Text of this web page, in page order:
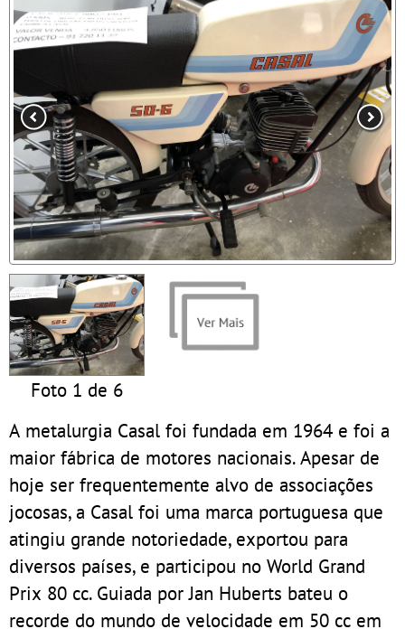
Foto 1 de 6
A metalurgia Casal foi fundada em 1964 e foi a
maior fábrica de motores nacionais. Apesar de
hoje ser frequentemente alvo de associações
jocosas, a Casal foi uma marca portuguesa que
atingiu grande notoriedade, exportou para
diversos países, e participou no World Grand
Prix 80 cc. Guiada por Jan Huberts bateu o
recorde do mundo de velocidade em 50 cc em